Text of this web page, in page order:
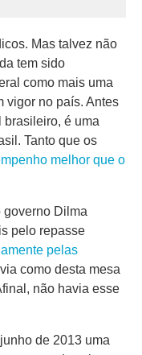
Mas talvez não
tem sido
como mais uma
vigor no país. Antes
brasileiro, é uma
Tanto que os
melhor que o
governo Dilma
pelo repasse
pelas
como desta mesa
não havia esse
de 2013 uma